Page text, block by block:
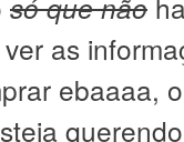
as
ebaaaa,